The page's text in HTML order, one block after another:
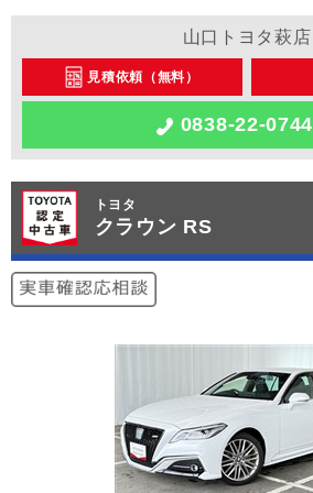
山口トヨタ萩店
見積依頼（無料）
0838-22-0744
トヨタ
クラウン RS